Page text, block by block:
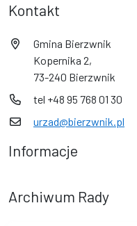
Kontakt
Gmina Bierzwnik
Kopernika 2,
73-240 Bierzwnik
tel +48 95 768 01 30
urzad@bierzwnik.pl
Informacje
Archiwum Rady